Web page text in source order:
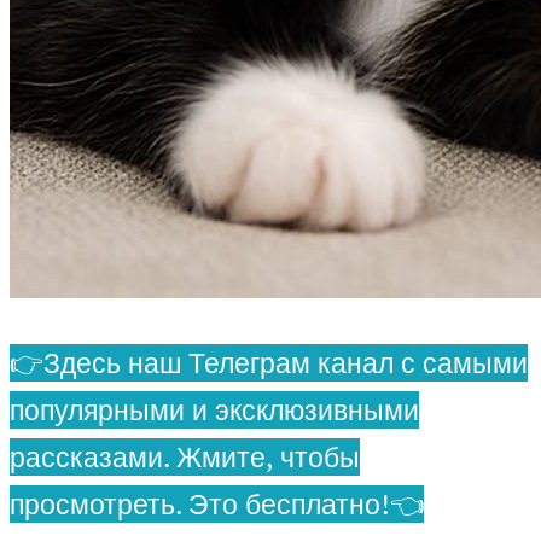
👉Здесь наш Телеграм канал с самыми
популярными и эксклюзивными
рассказами. Жмите, чтобы
просмотреть. Это бесплатно!👈